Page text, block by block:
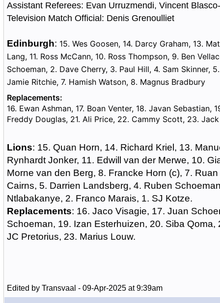
Assistant Referees: Evan Urruzmendi, Vincent
Television Match Official: Denis Grenoulliet
Edinburgh: 15. Wes Goosen, 14. Darcy Graham, 13.
Lang, 11. Ross McCann, 10. Ross Thompson, 9. Ben
Schoeman, 2. Dave Cherry, 3. Paul Hill, 4. Sam Skinner,
Jamie Ritchie, 7. Hamish Watson, 8. Magnus Bradbury
Replacements:
16. Ewan Ashman, 17. Boan Venter, 18. Javan Sebastian,
Freddy Douglas, 21. Ali Price, 22. Cammy Scott, 23.
Lions: 15. Quan Horn, 14. Richard Kriel, 13.
Rynhardt Jonker, 11. Edwill van der Merwe, 10.
Morne van den Berg, 8. Francke Horn (c), 7.
Cairns, 5. Darrien Landsberg, 4. Ruben
Ntlabakanye, 2. Franco Marais, 1. SJ Kotze.
Replacements: 16. Jaco Visagie, 17. Juan
Schoeman, 19. Izan Esterhuizen, 20. Siba Qoma,
JC Pretorius, 23. Marius Louw.
Edited by Transvaal - 09-Apr-2025 at 9:39am